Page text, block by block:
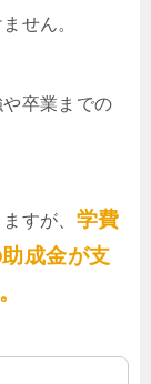
せん。
卒業までの
すが、 学費
成金が支